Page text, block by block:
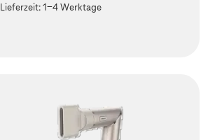
Lieferzeit:1-4 Werktage